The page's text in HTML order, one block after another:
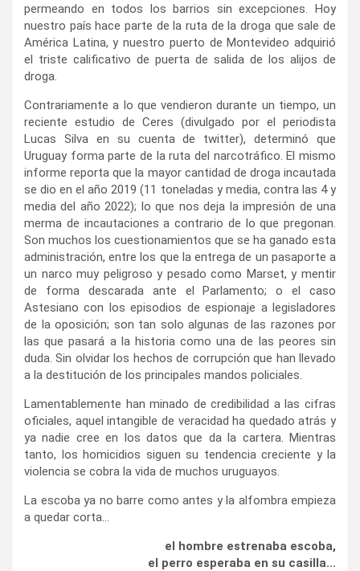
permeando en todos los barrios sin excepciones. Hoy
nuestro país hace parte de la ruta de la droga que sale de
América Latina, y nuestro puerto de Montevideo adquirió
el triste calificativo de puerta de salida de los alijos de
droga.
Contrariamente a lo que vendieron durante un tiempo, un
reciente estudio de Ceres (divulgado por el periodista
Lucas Silva en su cuenta de twitter), determinó que
Uruguay forma parte de la ruta del narcotráfico. El mismo
informe reporta que la mayor cantidad de droga incautada
se dio en el año 2019 (11 toneladas y media, contra las 4 y
media del año 2022); lo que nos deja la impresión de una
merma de incautaciones a contrario de lo que pregonan.
Son muchos los cuestionamientos que se ha ganado esta
administración, entre los que la entrega de un pasaporte a
un narco muy peligroso y pesado como Marset, y mentir
de forma descarada ante el Parlamento; o el caso
Astesiano con los episodios de espionaje a legisladores
de la oposición; son tan solo algunas de las razones por
las que pasará a la historia como una de las peores sin
duda. Sin olvidar los hechos de corrupción que han llevado
a la destitución de los principales mandos policiales.
Lamentablemente han minado de credibilidad a las cifras
oficiales, aquel intangible de veracidad ha quedado atrás y
ya nadie cree en los datos que da la cartera. Mientras
tanto, los homicidios siguen su tendencia creciente y la
violencia se cobra la vida de muchos uruguayos.
La escoba ya no barre como antes y la alfombra empieza
a quedar corta…
el hombre estrenaba escoba,
el perro esperaba en su casilla…